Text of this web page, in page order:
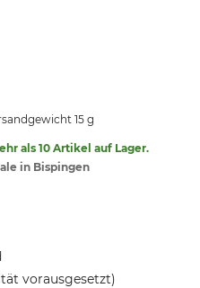
15 g
als 10 Artikel auf Lager.
in Bispingen
vorausgesetzt)